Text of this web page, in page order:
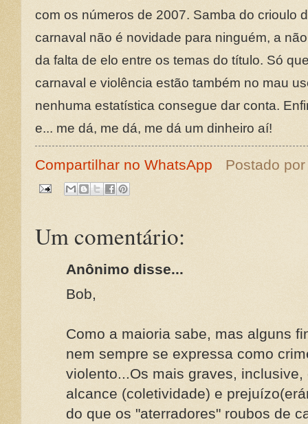
com os números de 2007. Samba do crioulo
carnaval não é novidade para ninguém, a
da falta de elo entre os temas do título. Só
carnaval e violência estão também no mau
nenhuma estatística consegue dar conta.
e... me dá, me dá, me dá um dinheiro aí!
Compartilhar no WhatsApp Postado
Um comentário:
Anônimo disse...
Bob,
Como a maioria sabe, mas alguns
nem sempre se expressa como
violento...Os mais graves,
alcance (coletividade) e
do que os "aterradores" roubos de